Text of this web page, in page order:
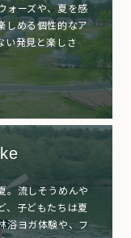
ォーズや、夏を感
しめる個性的なア
い発見と楽しさ
。流しそうめんや
、子どもたちは夏
浴ヨガ体験や、フ